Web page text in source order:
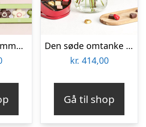
Den betænksomme med CHO CHO marcipanblomster
Den søde omtanke med hjerte med chokolade
kr. 414,00
Gå til shop